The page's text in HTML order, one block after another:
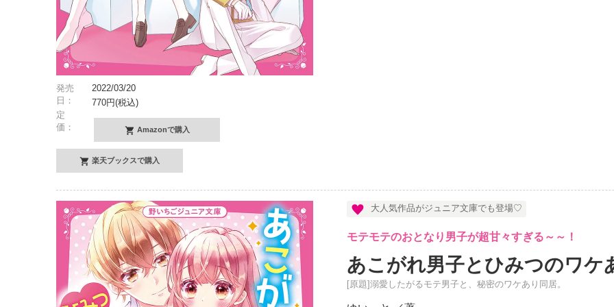
発売
日：
2022/03/20
定
価：
770円(税込)
Amazonで購入
楽天ブックスで購入
大人気作品がジュニア文庫でも登場♡
モテモテのおとなり男子が超甘々すぎる～～！
あこがれ男子とひみつのワケ
[原題]溺愛したがるモテ男子と、秘密のワケあり同居。